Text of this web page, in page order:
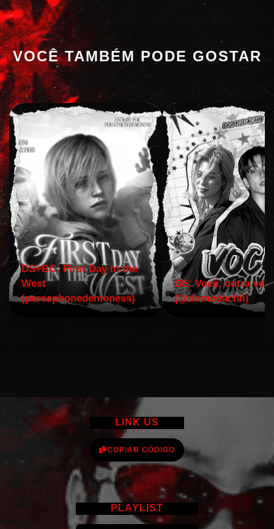
VOCÊ TAMBÉM PODE GOSTAR
DS+BC: First Day in the
West
(persephonedemoness)
DS: Você, outra vez!
(@domodachii)
LINK US
COPIAR CÓDIGO
PLAYLIST